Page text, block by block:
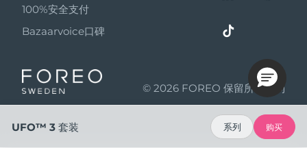
伙伴计划
联盟新闻
成为合作伙伴
100%安全支付
Bazaarvoice口碑
© 2026 FOREO 保留所有权利
UFO™ 3 套装 系列 购买